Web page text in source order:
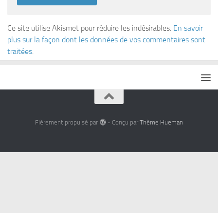
Ce site utilise Akismet pour réduire les indésirables. En savoir
plus sur la façon dont les données de vos commentaires sont
traitées.
Fièrement propulsé par - Conçu par Thème Hueman